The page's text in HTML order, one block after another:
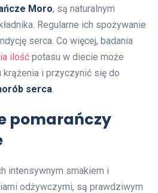
Moro, są naturalnym
Regularne ich spożywanie
serca. Co więcej, badania
ilość potasu w diecie może
krążenia i przyczynić się do
serca.
pomarańczy
intensywnym smakiem i
odżywczymi, są prawdziwym